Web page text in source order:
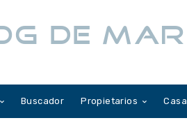
DE
Buscador Propietarios